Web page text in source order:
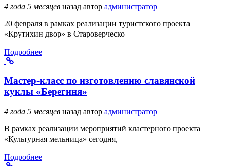
4 года 5 месяцев назад автор администратор
20 февраля в рамках реализации туристского проекта
«Крутихин двор» в Староверческо
Подробнее
Мастер-класс по изготовлению славянской
куклы «Берегиня»
4 года 5 месяцев назад автор администратор
В рамках реализации мероприятий кластерного проекта
«Культурная мельница» сегодня,
Подробнее